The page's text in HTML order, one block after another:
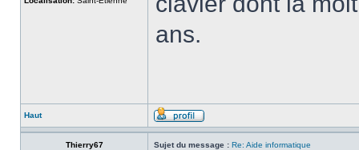
ans.
Haut
Thierry67 Sujet du message : Re: Aide informatique